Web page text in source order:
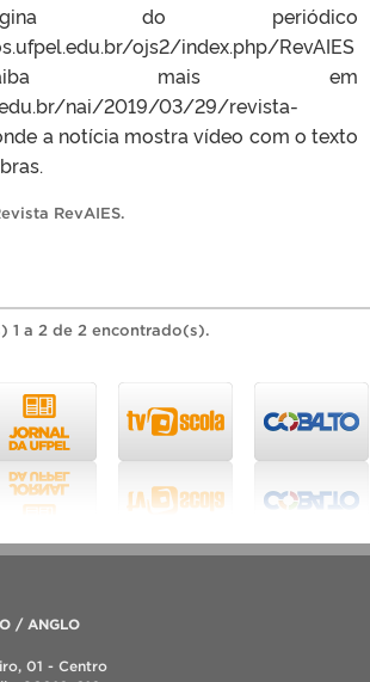
do periódico
ojs2/index.php/RevAIES
mais em
nai/2019/03/29/revista-
a notícia mostra vídeo com o texto
RevAIES.
1 a 2 de 2 encontrado(s).
/ ANGLO
01 - Centro